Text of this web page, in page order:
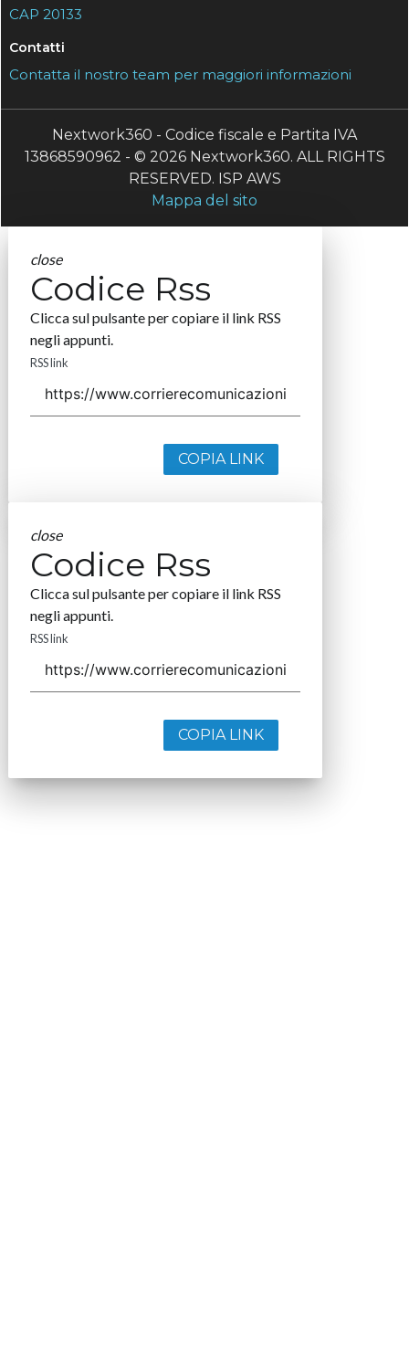
CAP 20133
Contatti
Contatta il nostro team per maggiori informazioni
Nextwork360 - Codice fiscale e Partita IVA
13868590962 - © 2026 Nextwork360. ALL RIGHTS
RESERVED. ISP AWS
Mappa del sito
close
Codice Rss
Clicca sul pulsante per copiare il link RSS
negli appunti.
RSS link
COPIA LINK
close
Codice Rss
Clicca sul pulsante per copiare il link RSS
negli appunti.
RSS link
COPIA LINK